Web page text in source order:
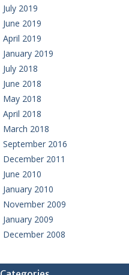
July 2019
June 2019
April 2019
January 2019
July 2018
June 2018
May 2018
April 2018
March 2018
September 2016
December 2011
June 2010
January 2010
November 2009
January 2009
December 2008